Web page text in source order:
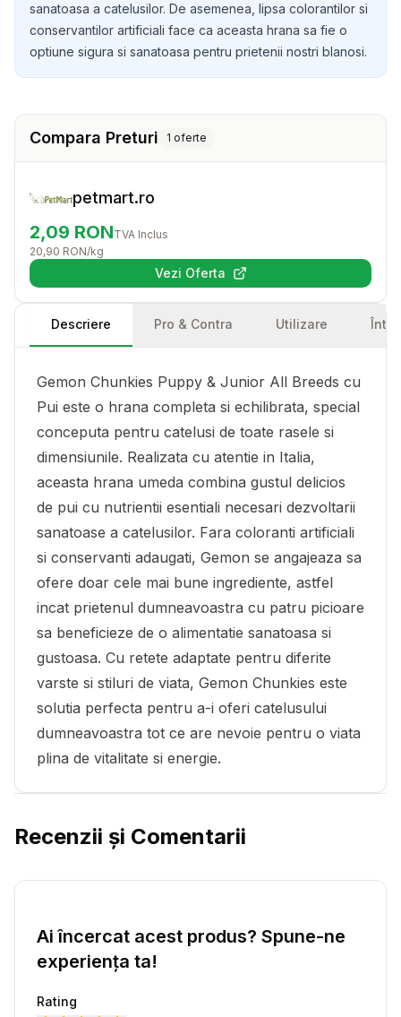
sanatoasa a catelusilor. De asemenea, lipsa colorantilor si
conservantilor artificiali face ca aceasta hrana sa fie o
optiune sigura si sanatoasa pentru prietenii nostri blanosi.
Compara Preturi 1 oferte
petmart.ro
2,09 RONTVA Inclus
20,90 RON/kg
Vezi Oferta(se deschide într-o filă nouă)
Descriere Pro & Contra Utilizare
Gemon Chunkies Puppy & Junior All Breeds cu
Pui este o hrana completa si echilibrata, special
conceputa pentru catelusi de toate rasele si
dimensiunile. Realizata cu atentie in Italia,
aceasta hrana umeda combina gustul delicios
de pui cu nutrientii esentiali necesari dezvoltarii
sanatoase a catelusilor. Fara coloranti artificiali
si conservanti adaugati, Gemon se angajeaza sa
ofere doar cele mai bune ingrediente, astfel
incat prietenul dumneavoastra cu patru picioare
sa beneficieze de o alimentatie sanatoasa si
gustoasa. Cu retete adaptate pentru diferite
varste si stiluri de viata, Gemon Chunkies este
solutia perfecta pentru a-i oferi catelusului
dumneavoastra tot ce are nevoie pentru o viata
plina de vitalitate si energie.
Recenzii și Comentarii
Ai încercat acest produs? Spune-ne
experiența ta!
Rating